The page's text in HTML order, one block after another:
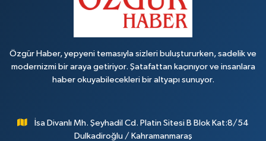
Özgür Haber, yepyeni temasıyla sizleri buluştururken, sadelik ve
modernizmi bir araya getiriyor. Şatafattan kaçınıyor ve insanlara
haber okuyabilecekleri bir altyapı sunuyor.
İsa Divanlı Mh. Şeyhadil Cd. Platin Sitesi B Blok Kat:8/54
Dulkadiroğlu / Kahramanmaraş